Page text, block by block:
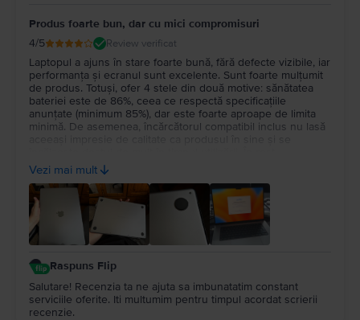
Produs foarte bun, dar cu mici compromisuri
4/5 Review verificat
Laptopul a ajuns în stare foarte bună, fără defecte vizibile, iar
performanța și ecranul sunt excelente. Sunt foarte mulțumit
de produs. Totuși, ofer 4 stele din două motive: sănătatea
bateriei este de 86%, ceea ce respectă specificațiile
anunțate (minimum 85%), dar este foarte aproape de limita
minimă. De asemenea, încărcătorul compatibil inclus nu lasă
experiența cu Flip a fost foarte bună și aș recomanda
serviciul.
Vezi mai mult
Raspuns Flip
Salutare! Recenzia ta ne ajuta sa imbunatatim constant
serviciile oferite. Iti multumim pentru timpul acordat scrierii
recenzie.